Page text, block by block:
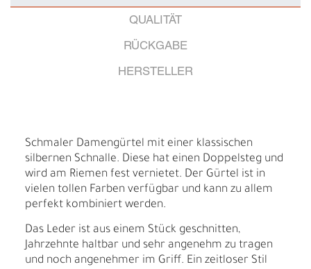
QUALITÄT
RÜCKGABE
HERSTELLER
Schmaler Damengürtel mit einer klassischen
silbernen Schnalle. Diese hat einen Doppelsteg und
wird am Riemen fest vernietet. Der Gürtel ist in
vielen tollen Farben verfügbar und kann zu allem
perfekt kombiniert werden.
Das Leder ist aus einem Stück geschnitten,
Jahrzehnte haltbar und sehr angenehm zu tragen
und noch angenehmer im Griff. Ein zeitloser Stil